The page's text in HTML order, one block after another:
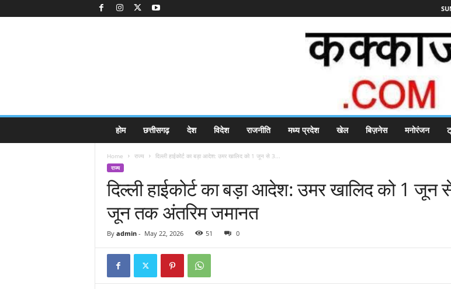
k
होम छत्तीसगढ़ देश विदेश राजनीति मध्य प्रदेश खेल बिज़नेस मनोरंजन
Home राज्य दिल्ली हाईकोर्ट का बड़ा आदेश: उमर खालिद को 1 जून से 3...
राज्य
दिल्ली हाईकोर्ट का बड़ा आदेश: उमर खालिद को 1 जून
जून तक अंतरिम जमानत
By admin- May 22, 2026 51 0